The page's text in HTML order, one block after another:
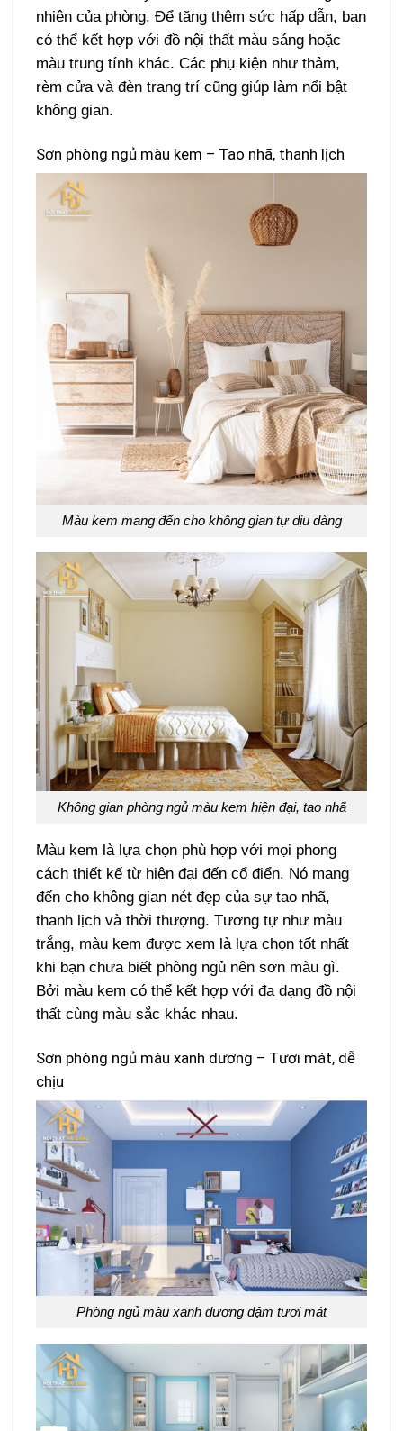
nhiên của phòng. Để tăng thêm sức hấp dẫn, bạn
có thể kết hợp với đồ nội thất màu sáng hoặc
màu trung tính khác. Các phụ kiện như thảm,
rèm cửa và đèn trang trí cũng giúp làm nổi bật
không gian.
Sơn phòng ngủ màu kem – Tao nhã, thanh lịch
Màu kem mang đến cho không gian tự dịu dàng
Không gian phòng ngủ màu kem hiện đại, tao nhã
Màu kem là lựa chọn phù hợp với mọi phong
cách thiết kế từ hiện đại đến cổ điển. Nó mang
đến cho không gian nét đẹp của sự tao nhã,
thanh lịch và thời thượng. Tương tự như màu
trắng, màu kem được xem là lựa chọn tốt nhất
khi bạn chưa biết phòng ngủ nên sơn màu gì.
Bởi màu kem có thể kết hợp với đa dạng đồ nội
thất cùng màu sắc khác nhau.
Sơn phòng ngủ màu xanh dương – Tươi mát, dễ
chịu
Phòng ngủ màu xanh dương đậm tươi mát